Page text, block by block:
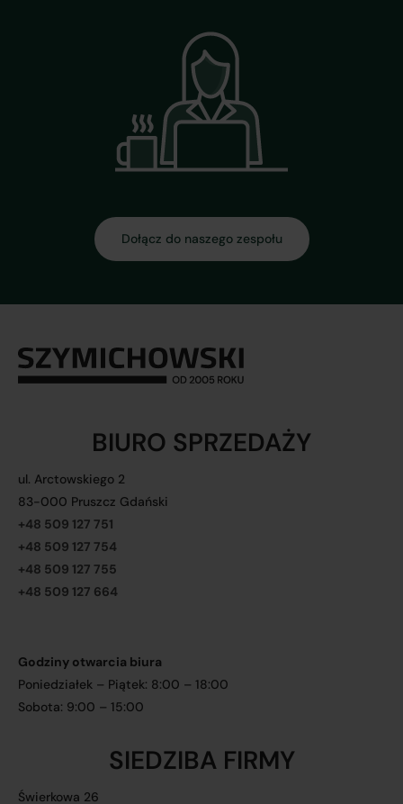
BIURO SPRZEDAŻY
ul. Arctowskiego 2
83-000 Pruszcz Gdański
+48 509 127 751
+48 509 127 754
+48 509 127 755
+48 509 127 664
Godziny otwarcia biura
Poniedziałek – Piątek: 8:00 – 18:00
Sobota: 9:00 – 15:00
SIEDZIBA FIRMY
Świerkowa 26
Dołącz do naszego zespołu